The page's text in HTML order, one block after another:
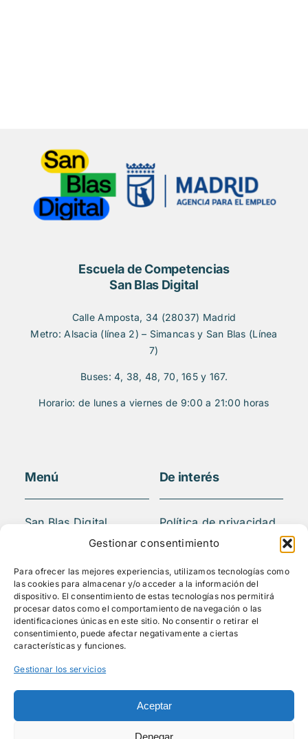
Gestionar consentimiento
Para ofrecer las mejores experiencias, utilizamos tecnologías como
las cookies para almacenar y/o acceder a la información del
dispositivo. El consentimiento de estas tecnologías nos permitirá
procesar datos como el comportamiento de navegación o las
identificaciones únicas en este sitio. No consentir o retirar el
consentimiento, puede afectar negativamente a ciertas
características y funciones.
Gestionar los servicios
Aceptar
Denegar
Escuela de Competencias
San Blas Digital
Calle Amposta, 34 (28037) Madrid
Metro: Alsacia (línea 2) – Simancas y San Blas (Línea
7)
Buses: 4, 38, 48, 70, 165 y 167.
Horario: de lunes a viernes de 9:00 a 21:00 horas
Menú
San Blas Digital
Quiénes somos
Actividades
Blog
Mediateca
Contacto
De interés
Política de privacidad
Aviso legal